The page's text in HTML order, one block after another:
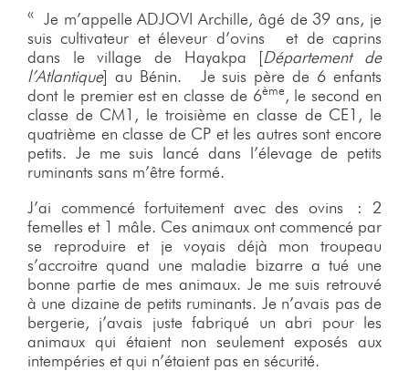
« Je m’appelle ADJOVI Archille, âgé de 39 ans, je
suis cultivateur et éleveur d’ovins et de caprins
dans le village de Hayakpa [Département de
l’Atlantique] au Bénin. Je suis père de 6 enfants
dont le premier est en classe de 6ème, le second en
classe de CM1, le troisième en classe de CE1, le
quatrième en classe de CP et les autres sont encore
petits. Je me suis lancé dans l’élevage de petits
ruminants sans m’être formé.
J’ai commencé fortuitement avec des ovins : 2
femelles et 1 mâle. Ces animaux ont commencé par
se reproduire et je voyais déjà mon troupeau
s’accroitre quand une maladie bizarre a tué une
bonne partie de mes animaux. Je me suis retrouvé
à une dizaine de petits ruminants. Je n’avais pas de
bergerie, j’avais juste fabriqué un abri pour les
animaux qui étaient non seulement exposés aux
intempéries et qui n’étaient pas en sécurité.